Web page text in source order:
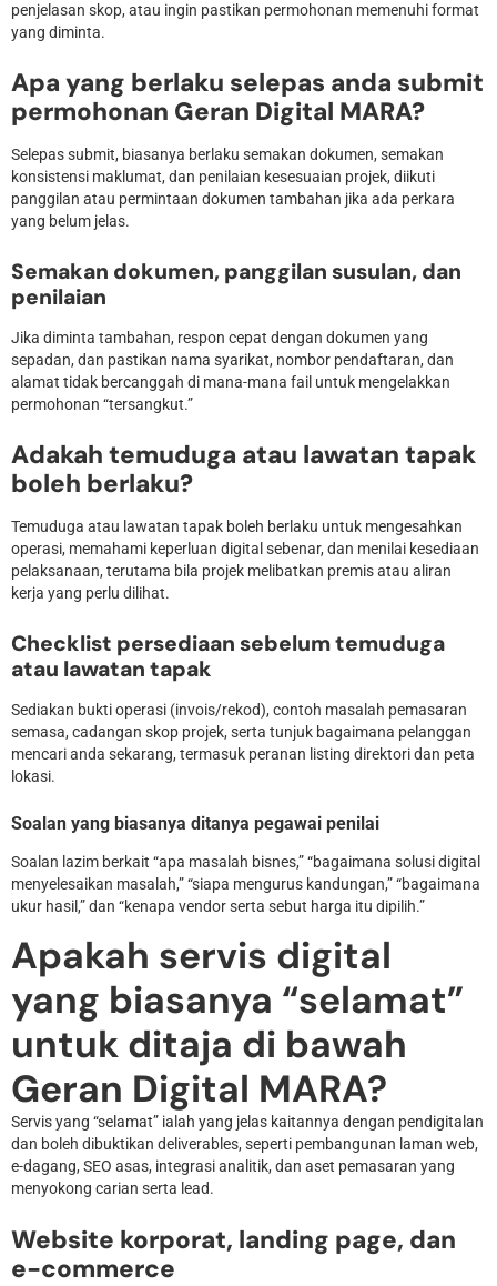
penjelasan skop, atau ingin pastikan permohonan memenuhi format
yang diminta.
Apa yang berlaku selepas anda submit
permohonan Geran Digital MARA?
Selepas submit, biasanya berlaku semakan dokumen, semakan
konsistensi maklumat, dan penilaian kesesuaian projek, diikuti
panggilan atau permintaan dokumen tambahan jika ada perkara
yang belum jelas.
Semakan dokumen, panggilan susulan, dan
penilaian
Jika diminta tambahan, respon cepat dengan dokumen yang
sepadan, dan pastikan nama syarikat, nombor pendaftaran, dan
alamat tidak bercanggah di mana-mana fail untuk mengelakkan
permohonan “tersangkut.”
Adakah temuduga atau lawatan tapak
boleh berlaku?
Temuduga atau lawatan tapak boleh berlaku untuk mengesahkan
operasi, memahami keperluan digital sebenar, dan menilai kesediaan
pelaksanaan, terutama bila projek melibatkan premis atau aliran
kerja yang perlu dilihat.
Checklist persediaan sebelum temuduga
atau lawatan tapak
Sediakan bukti operasi (invois/rekod), contoh masalah pemasaran
semasa, cadangan skop projek, serta tunjuk bagaimana pelanggan
mencari anda sekarang, termasuk peranan listing direktori dan peta
lokasi.
Soalan yang biasanya ditanya pegawai penilai
Soalan lazim berkait “apa masalah bisnes,” “bagaimana solusi digital
menyelesaikan masalah,” “siapa mengurus kandungan,” “bagaimana
ukur hasil,” dan “kenapa vendor serta sebut harga itu dipilih.”
Apakah servis digital
yang biasanya “selamat”
untuk ditaja di bawah
Geran Digital MARA?
Servis yang “selamat” ialah yang jelas kaitannya dengan pendigitalan
dan boleh dibuktikan deliverables, seperti pembangunan laman web,
e-dagang, SEO asas, integrasi analitik, dan aset pemasaran yang
menyokong carian serta lead.
Website korporat, landing page, dan
e-commerce